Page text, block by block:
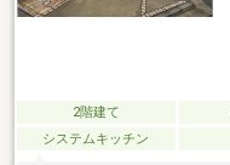
2階建て
システムキッチン